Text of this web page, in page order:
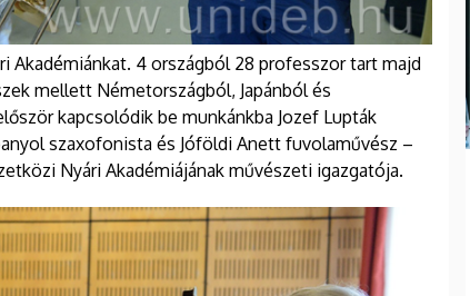
Akadémiánkat. 4 országból 28 professzor tart majd
mellett Németországból, Japánból és
kapcsolódik be munkánkba Jozef Lupták
szaxofonista és Jóföldi Anett fuvolaművész –
Nyári Akadémiájának művészeti igazgatója.